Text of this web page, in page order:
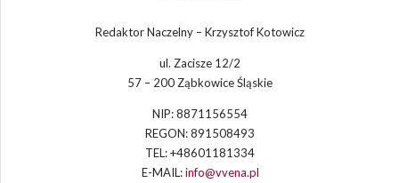
Redaktor Naczelny – Krzysztof Kotowicz
ul. Zacisze 12/2
57 – 200 Ząbkowice Śląskie
NIP: 8871156554
REGON: 891508493
TEL: +48601181334
E-MAIL:info@vvena.pl